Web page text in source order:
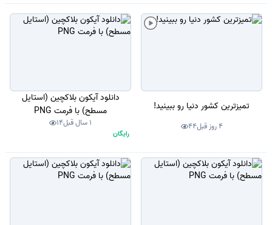
تمیزترین کشور دنیا رو ببینید!
4 روز قبل 44
دانلود آیکون بلاکچین (استایل
مسطح) با فرمت PNG
1 سال قبل 14
رایگان